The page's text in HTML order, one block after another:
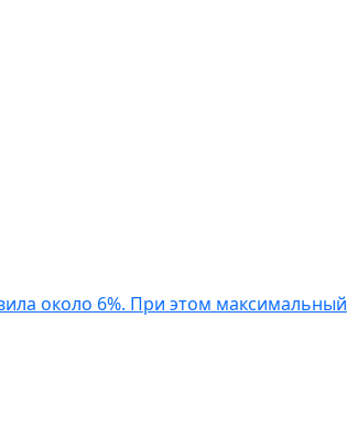
около 6%. При этом максимальный